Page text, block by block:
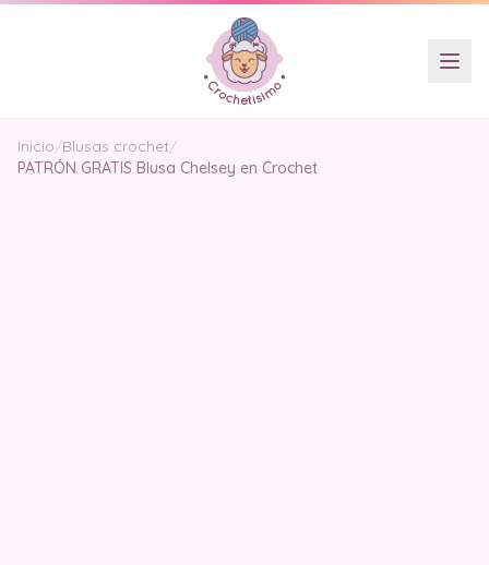
Inicio/Blusas crochet/
PATRÓN GRATIS Blusa Chelsey en Crochet